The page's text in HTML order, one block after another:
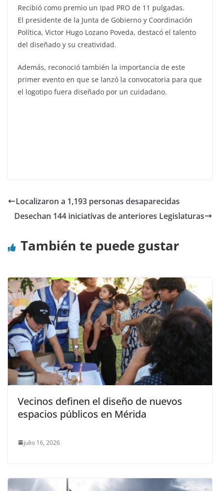
Recibió como premio un Ipad PRO de 11 pulgadas.
El presidente de la Junta de Gobierno y Coordinación
Política, Victor Hugo Lozano Poveda, destacó el talento
del diseñado y su creatividad.
Además, reconoció también la importancia de este
primer evento en que se lanzó la convocatoria para que
el logotipo fuera diseñado por un cuidadano.
Localizaron a 1,193 personas desaparecidas
Desechan 144 iniciativas de anteriores Legislaturas
También te puede gustar
Vecinos definen el diseño de nuevos
espacios públicos en Mérida
julio 16, 2026